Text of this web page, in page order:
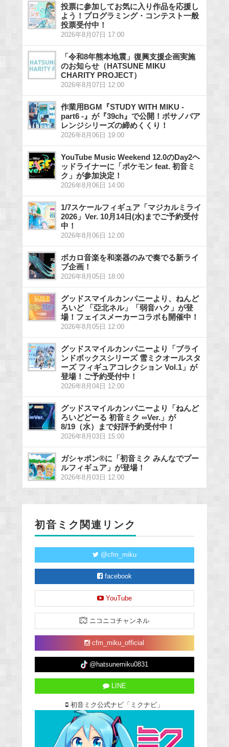
投票に参加してお気に入り作品を応援し
よう！プログラミング・コンテスト一般
投票受付中！
2026年8月07日 17:00
「令和8年熊本地震」復興支援企画実施
のお知らせ（HATSUNE MIKU
CHARITY PROJECT）
2026年8月07日 12:00
作業用BGM『STUDY WITH MIKU -
part6 -』が『39ch』で公開！ボサノバア
レンジシリーズの締めくくり！
2026年8月06日 19:00
YouTube Music Weekend 12.0のDay2ヘ
ッドライナーに「ポケモン feat. 初音ミ
ク」が参加決定！
2026年8月06日 14:00
1/7スケールフィギュア「マジカルミライ
2026」Ver. 10月14日(水)までご予約受付
中！
2026年8月06日 12:00
ボカロ音楽を和楽器のみで奏でる新ライ
ブ企画！
2026年8月05日 18:00
グッドスマイルカンパニーより、ねんど
ろいど 「亞北ネル」「弱音ハク」が登
場！フェイスメーカーコラボも開催中！
2026年8月05日 12:00
グッドスマイルカンパニーより「ブライ
ンドボックスシリーズ 雪ミクオールスタ
ーズ フィギュアコレクション Vol.1」が
登場！ご予約受付中！
2026年8月04日 12:00
グッドスマイルカンパニーより「ねんど
ろいどどーる 初音ミク ∞Ver.」が
8/19（水）まで好評予約受付中！
2026年8月03日 15:00
ガシャポン®に「初音ミク みんなでプー
ルフィギュア」が登場！
2026年8月03日 12:00
初音ミク関連リンク
@cfm_miku
facebook
YouTube
ニコニコチャンネル
cfm_miku_official
@hatsunemiku0831
LINE
初音ミク公式ナビ「ミクナビ」